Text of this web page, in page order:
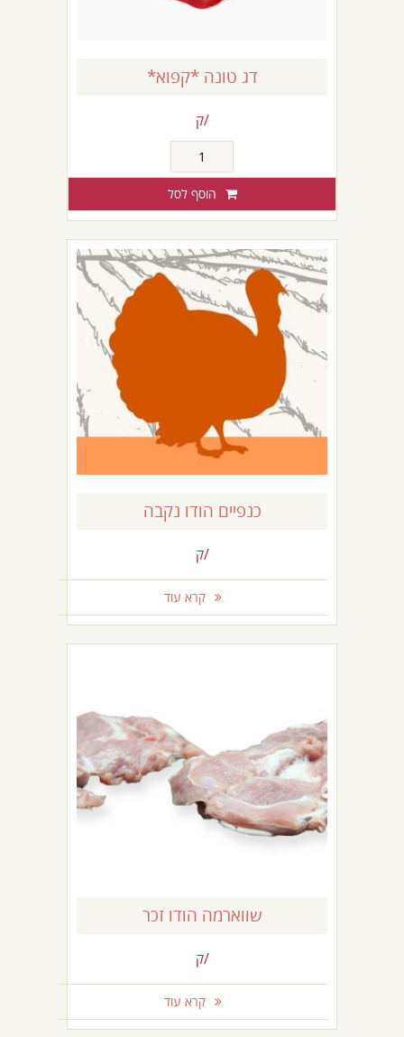
דג טונה *קפוא*
/ק
של
דג
טונה
הוסף לסל
כנפיים הודו נקבה
/ק
קרא עוד
שווארמה הודו זכר
/ק
קרא עוד